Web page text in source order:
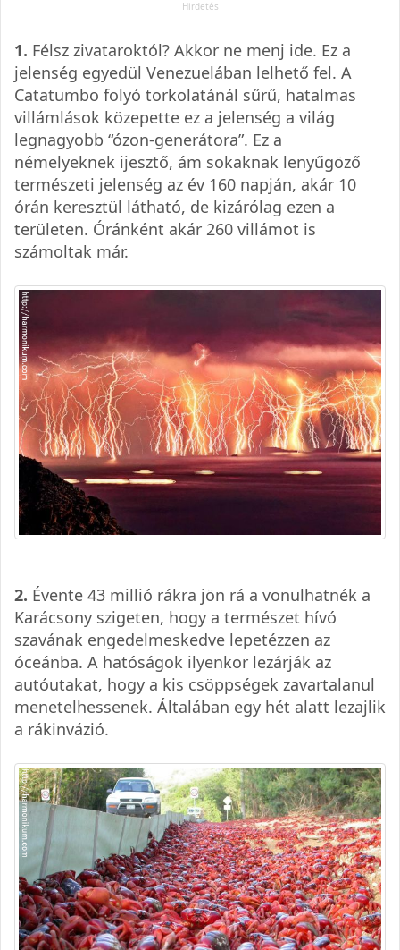
1. Félsz zivataroktól? Akkor ne menj ide. Ez a
jelenség egyedül Venezuelában lelhető fel. A
Catatumbo folyó torkolatánál sűrű, hatalmas
villámlások közepette ez a jelenség a világ
legnagyobb “ózon-generátora”. Ez a
némelyeknek ijesztő, ám sokaknak lenyűgöző
természeti jelenség az év 160 napján, akár 10
órán keresztül látható, de kizárólag ezen a
területen. Óránként akár 260 villámot is
számoltak már.
2. Évente 43 millió rákra jön rá a vonulhatnék a
Karácsony szigeten, hogy a természet hívó
szavának engedelmeskedve lepetézzen az
óceánba. A hatóságok ilyenkor lezárják az
autóutakat, hogy a kis csöppségek zavartalanul
menetelhessenek. Általában egy hét alatt lezajlik
a rákinvázió.